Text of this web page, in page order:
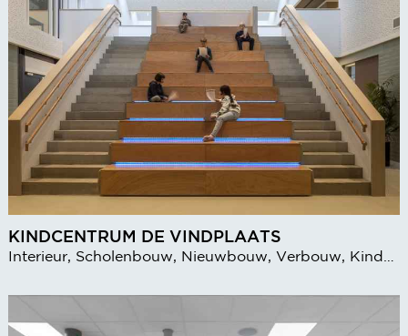
KINDCENTRUM DE VINDPLAATS
Interieur, Scholenbouw, Nieuwbouw, Verbouw, Kinderopvang